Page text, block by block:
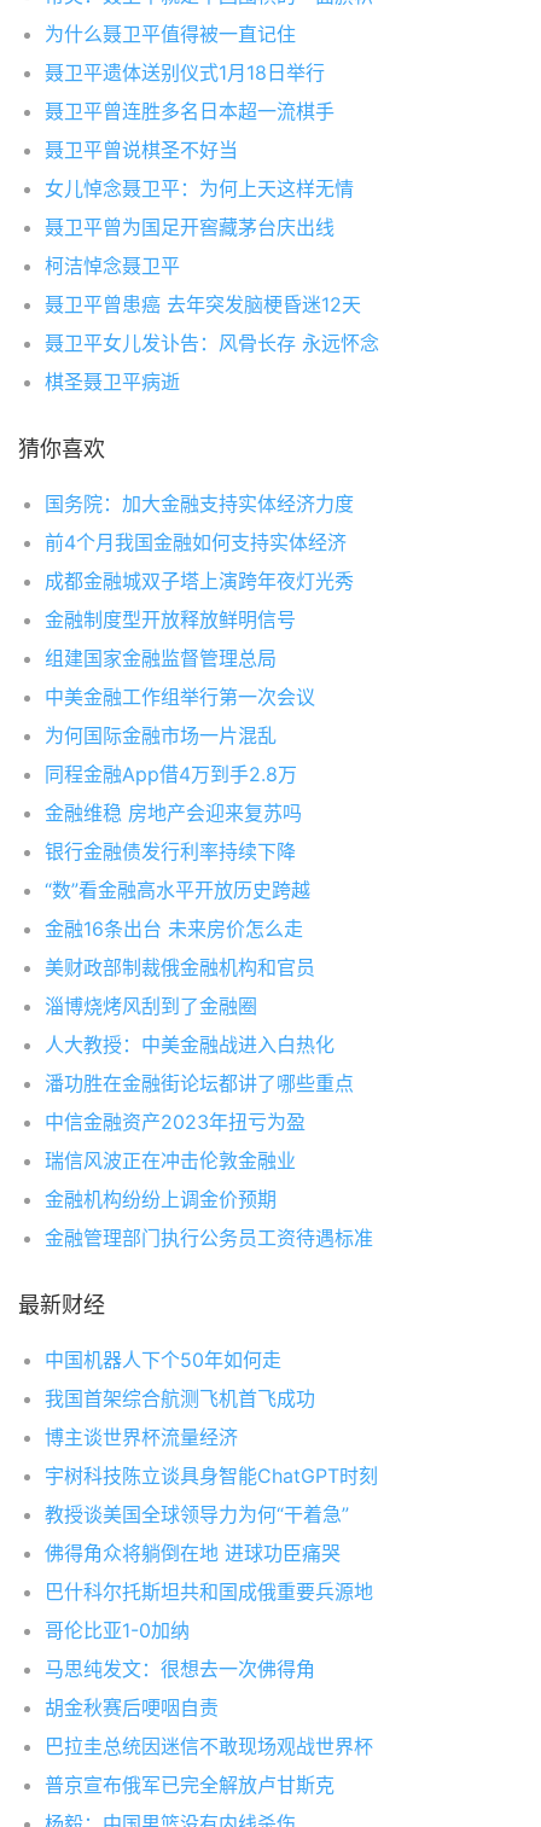
为什么聂卫平值得被一直记住
聂卫平遗体送别仪式1月18日举行
聂卫平曾连胜多名日本超一流棋手
聂卫平曾说棋圣不好当
女儿悼念聂卫平：为何上天这样无情
聂卫平曾为国足开窖藏茅台庆出线
柯洁悼念聂卫平
聂卫平曾患癌 去年突发脑梗昏迷12天
聂卫平女儿发讣告：风骨长存 永远怀念
棋圣聂卫平病逝
猜你喜欢
国务院：加大金融支持实体经济力度
前4个月我国金融如何支持实体经济
成都金融城双子塔上演跨年夜灯光秀
金融制度型开放释放鲜明信号
组建国家金融监督管理总局
中美金融工作组举行第一次会议
为何国际金融市场一片混乱
同程金融App借4万到手2.8万
金融维稳 房地产会迎来复苏吗
银行金融债发行利率持续下降
“数”看金融高水平开放历史跨越
金融16条出台 未来房价怎么走
美财政部制裁俄金融机构和官员
淄博烧烤风刮到了金融圈
人大教授：中美金融战进入白热化
潘功胜在金融街论坛都讲了哪些重点
中信金融资产2023年扭亏为盈
瑞信风波正在冲击伦敦金融业
金融机构纷纷上调金价预期
金融管理部门执行公务员工资待遇标准
最新财经
中国机器人下个50年如何走
我国首架综合航测飞机首飞成功
博主谈世界杯流量经济
宇树科技陈立谈具身智能ChatGPT时刻
教授谈美国全球领导力为何“干着急”
佛得角众将躺倒在地 进球功臣痛哭
巴什科尔托斯坦共和国成俄重要兵源地
哥伦比亚1-0加纳
马思纯发文：很想去一次佛得角
胡金秋赛后哽咽自责
巴拉圭总统因迷信不敢现场观战世界杯
普京宣布俄军已完全解放卢甘斯克